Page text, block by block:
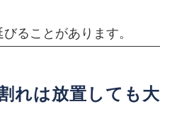
ることがあります。
れは放置しても大